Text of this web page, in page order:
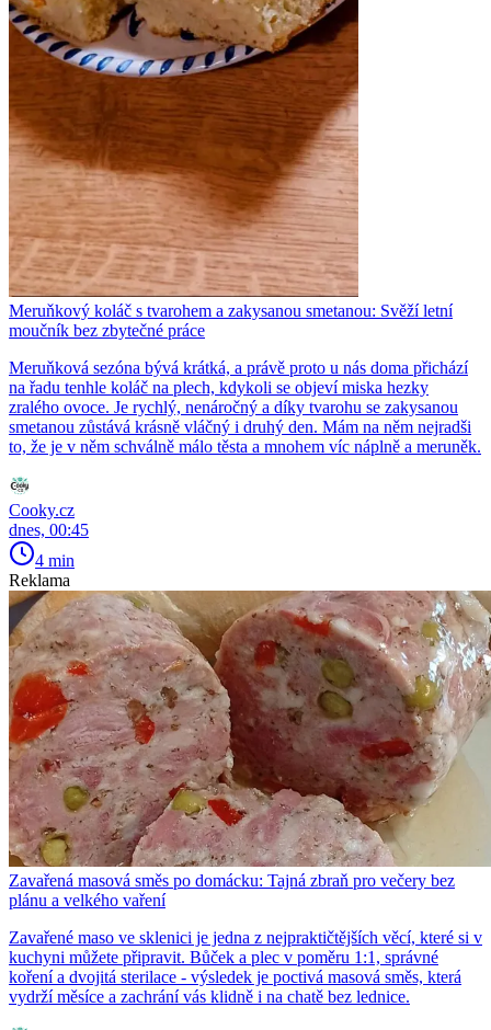
Meruňkový koláč s tvarohem a zakysanou smetanou: Svěží letní
moučník bez zbytečné práce
Meruňková sezóna bývá krátká, a právě proto u nás doma přichází
na řadu tenhle koláč na plech, kdykoli se objeví miska hezky
zralého ovoce. Je rychlý, nenáročný a díky tvarohu se zakysanou
smetanou zůstává krásně vláčný i druhý den. Mám na něm nejradši
to, že je v něm schválně málo těsta a mnohem víc náplně a meruněk.
Cooky.cz
dnes, 00:45
4 min
Reklama
Zavařená masová směs po domácku: Tajná zbraň pro večery bez
plánu a velkého vaření
Zavařené maso ve sklenici je jedna z nejpraktičtějších věcí, které si v
kuchyni můžete připravit. Bůček a plec v poměru 1:1, správné
koření a dvojitá sterilace - výsledek je poctivá masová směs, která
vydrží měsíce a zachrání vás klidně i na chatě bez lednice.